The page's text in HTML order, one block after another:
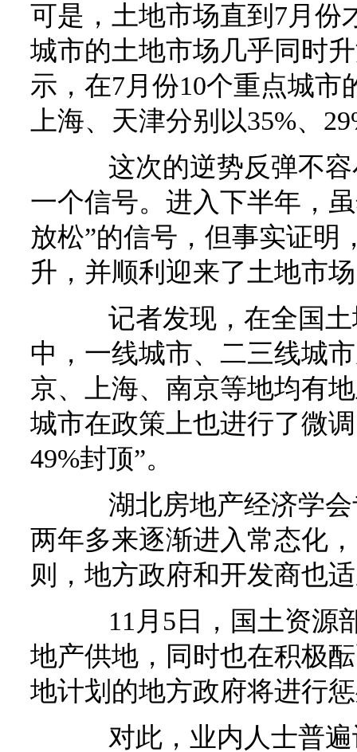
可是，土地市场直到7月份
城市的土地市场几乎同时
示，在7月份10个重点城
上海、天津分别以35%、
这次的逆势反弹不容
一个信号。进入下半年，
放松”的信号，但事实证明
升，并顺利迎来了土地市
记者发现，在全国土
中，一线城市、二三线城
京、上海、南京等地均有
城市在政策上也进行了微
49%封顶”。
湖北房地产经济学会
两年多来逐渐进入常态化
则，地方政府和开发商也
11月5日，国土资源
地产供地，同时也在积极
地计划的地方政府将进行
对此，业内人士普遍